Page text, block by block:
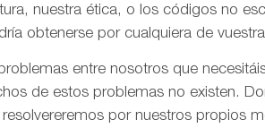
nuestra ética, o los códigos no
obtenerse por cualquiera de
entre nosotros que
de estos problemas no existen.
por nuestros propios